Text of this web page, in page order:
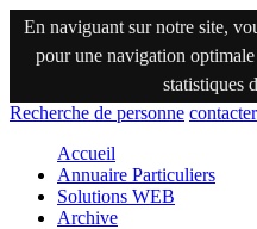
En naviguant sur notre site,
pour une navigation
statistiques
Recherche de personne contacter
Accueil
Annuaire Particuliers
Solutions WEB
Archive